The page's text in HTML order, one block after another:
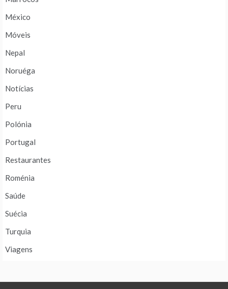
México
Móveis
Nepal
Noruéga
Notícias
Peru
Polónia
Portugal
Restaurantes
Roménia
Saúde
Suécia
Turquia
Viagens